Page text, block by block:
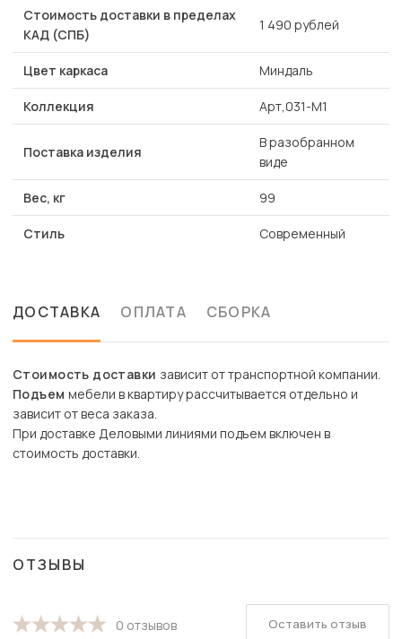
Стоимость доставки в пределах
КАД (СПБ)
1 490 рублей
Цвет каркаса Миндаль
Коллекция Арт,031-М1
Поставка изделия
В разобранном
виде
Вес, кг 99
Стиль Современный
ДОСТАВКА ОПЛАТА СБОРКА
Стоимость доставки зависит от транспортной компании.
Подъем мебели в квартиру рассчитывается отдельно и
зависит от веса заказа.
При доставке Деловыми линиями подъем включен в
стоимость доставки.
ОТЗЫВЫ
0 отзывов Оставить отзыв